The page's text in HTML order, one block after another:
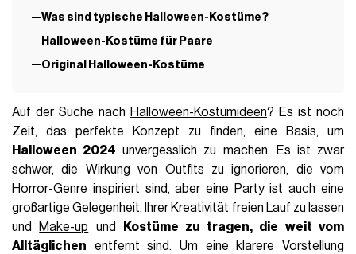
Was sind typische Halloween-Kostüme?
Halloween-Kostüme für Paare
Original Halloween-Kostüme
Auf der Suche nach Halloween-Kostümideen? Es ist noch
Zeit, das perfekte Konzept zu finden, eine Basis, um
Halloween 2024 unvergesslich zu machen. Es ist zwar
schwer, die Wirkung von Outfits zu ignorieren, die vom
Horror-Genre inspiriert sind, aber eine Party ist auch eine
großartige Gelegenheit, Ihrer Kreativität freien Lauf zu lassen
und
Make-up und
Kostüme zu tragen, die weit vom
Alltäglichen entfernt sind. Um eine klarere Vorstellung